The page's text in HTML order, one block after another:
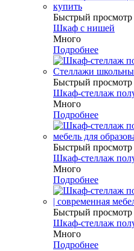
Быстрый просмотр
Шкаф с нишей
Много
Подробнее
Быстрый просмотр
Шкаф-стеллаж
Много
Подробнее
Быстрый просмотр
Шкаф-стеллаж
Много
Подробнее
Быстрый просмотр
Шкаф-стеллаж
Много
Подробнее